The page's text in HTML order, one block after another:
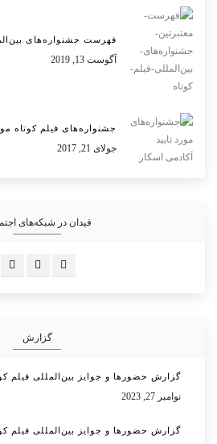
فهرست جشنواره‌های
آگوست 13, 2019
جشنواره‌های فیلم کوتاه
جولای 21, 2017
فیدان در شبکه‌های
گزارش
گزارش حضورها و جوایز بین‌المللی فیلم کوتاه
نوامبر 27, 2023
گزارش حضورها و جوایز بین‌المللی فیلم کوتاه